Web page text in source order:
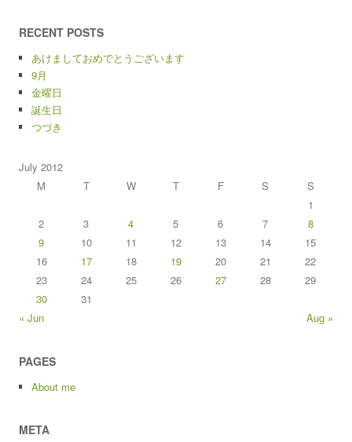
RECENT POSTS
あけましておめでとうございます
9月
金曜日
誕生日
つづき
July 2012
M
T W T F S
S
1
2
3 4 5 6 7
8
9
10 11 12 13 14
15
16
17 18 19 20 21
22
23
24 25 26 27 28
29
30
31
« Jun
Aug »
PAGES
About me
META